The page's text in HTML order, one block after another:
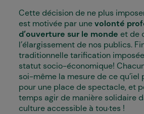
Cette décision de ne plus
est motivée par unevolonté
d’ouverture sur le monde et de
l’élargissement de nos publics.
traditionnelle tarification
statut socio-économique!
soi-même la mesure de ce qu’iel
pour une place de spectacle, et
temps agir de manière solidaire
culture accessible à tou·tes !